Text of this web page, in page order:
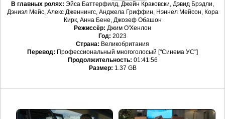
В главных ролях: Эйса Баттерфилд, Джейн Краковски, Дэвид Брэдли,
Дэниэл Мейс, Алекс Дженнингс, Анджела Гриффин, Нэннел Мейсон, Кора
Кирк, Анна Бене, Джозеф Обашон
Режиссёр: Джим О'Хенлон
Год: 2023
Страна: Великобритания
Перевод: Профессиональный многоголосый ["Синема УС"]
Продолжительность: 01:41:56
Размер: 1.37 GB